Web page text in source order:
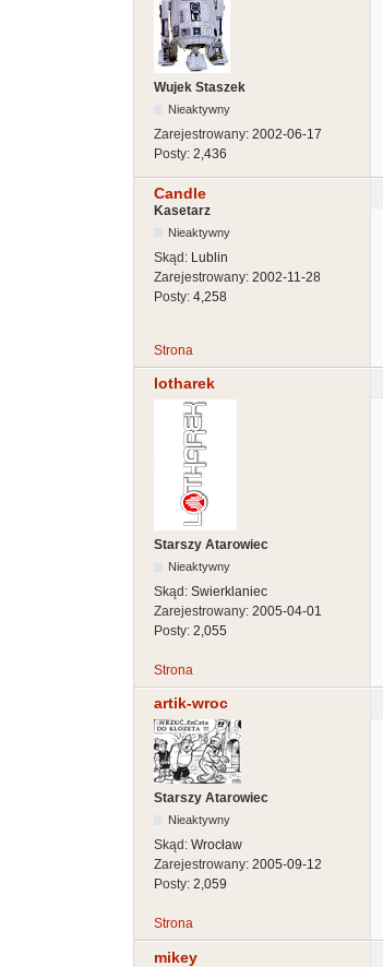
Wujek Staszek
Nieaktywny
Zarejestrowany: 2002-06-17
Posty: 2,436
Candle
Kasetarz
Nieaktywny
Skąd: Lublin
Zarejestrowany: 2002-11-28
Posty: 4,258
Strona
lotharek
Starszy Atarowiec
Nieaktywny
Skąd: Swierklaniec
Zarejestrowany: 2005-04-01
Posty: 2,055
Strona
artik-wroc
Starszy Atarowiec
Nieaktywny
Skąd: Wrocław
Zarejestrowany: 2005-09-12
Posty: 2,059
Strona
mikey